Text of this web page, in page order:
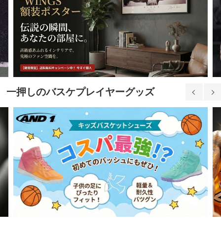
一押しのバスケプレイヤーグッズ